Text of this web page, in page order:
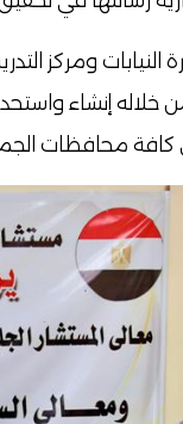
النيابات ومركز
إنشاء واستحداث
كافة محافظات